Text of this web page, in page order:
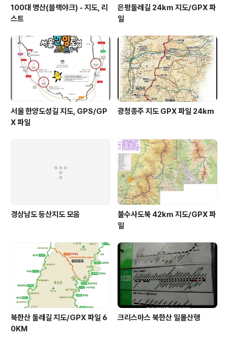
100대 명산(블랙야크) - 지도, 리
스트
은평둘레길 24km 지도/GPX 파
일
서울 한양도성길 지도, GPS/GP
X 파일
광청종주 지도 GPX 파일 24km
경상남도 등산지도 모음
불수사도북 42km 지도/GPX 파
일
북한산 둘레길 지도/GPX 파일 6
0KM
크리스마스 북한산 일몰산행